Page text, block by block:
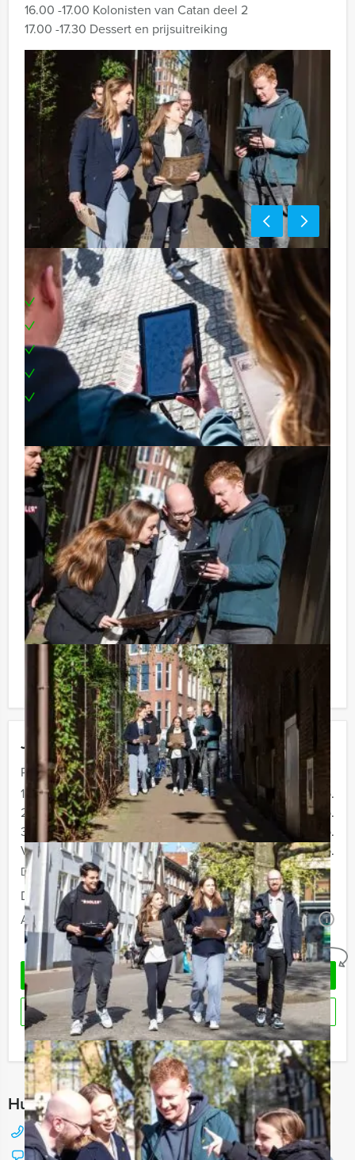
Jouw uitje
Prijs :
12 - 19 personen
€ 62,50 p.p.
20 - 29 personen
€ 59,50 p.p.
30 - 39 personen
€ 56,50 p.p.
Vanaf 40 personen
€ 54,50 p.p.
De prijzen zijn exclusief BTW
Duur:
4 uur en 30 minuten
Aantal:
Minimaal 12 personen i
Geheel vrijblijvend
OFFERTE AANVRAGEN
RESERVEREN
Ik heb een vraag over dit uitje
Hulp nodig bij het kiezen?
088 428 81 17
Chat met Jeroen
16.00 -17.00 Kolonisten van Catan deel 2
17.00 -17.30 Dessert en prijsuitreiking
Inclusief:
Tablets
Enthousiaste begeleiding
Uitgebreide lunch in drie verschillende restaurants
Een leuke prijs voor het winnende team
Te boeken op de door jullie gewenste dag en
tijdstip!
Handige Tip voor uw arrangement:
Niet telkens uw knip hoeven trekken om uw drankje af
te rekenen? Voor € 13,50 per persoon per uur (excl.
BTW) kunt u gebruikmaken van het drankarrangement,
waarbij u onbeperkt kunt genieten van bier, fris,
huiswijn, koffie en thee. Zo komt u ook achteraf niet
voor verrassingen te staan!
Reservering voor kleinere groepen:
Komt u niet aan het minimale aantal deelnemers voor
deze quiz? Als u bereid bent voor het minimale aantal
te betalen, kunt u ook gewoon voor minder personen
boeken!